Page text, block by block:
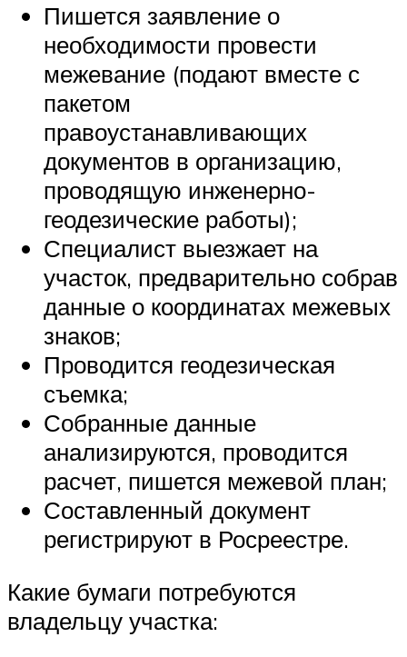
Пишется заявление о
необходимости провести
межевание (подают вместе с
пакетом
правоустанавливающих
документов в организацию,
проводящую инженерно-
геодезические работы);
Специалист выезжает на
участок, предварительно собрав
данные о координатах межевых
знаков;
Проводится геодезическая
съемка;
Собранные данные
анализируются, проводится
расчет, пишется межевой план;
Составленный документ
регистрируют в Росреестре.
Какие бумаги потребуются
владельцу участка: